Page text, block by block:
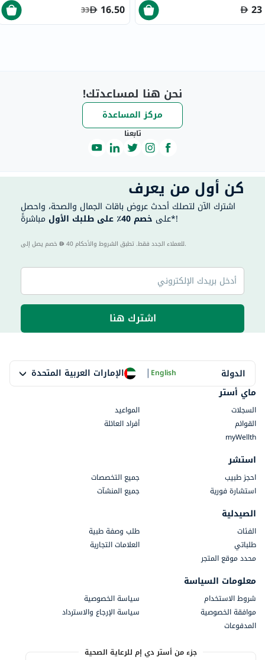
23
16.50
33
نحن هنا لمساعدتك!
مركز المساعدة
تابعنا
كن أول من يعرف
اشترك الآن لتصلك أحدث عروض باقات الجمال والصحة، واحصل
على خصم 40٪ على طلبك الأول مباشرةً*!
40 للعملاء الجدد فقط. تطبق الشروط والأحكام.
اشترك هنا
الدولة الإمارات العربية المتحدة |English
ماي أستر
السجلات
المواعيد
القوائم
أفراد العائلة
myWellth
استشر
احجز طبيب
جميع التخصصات
استشارة فورية
جميع المنشآت
الصيدلية
الفئات
طلب وصفة طبية
طلباتي
العلامات التجارية
محدد موقع المتجر
معلومات السياسة
شروط الاستخدام
سياسة الخصوصية
موافقة الخصوصية
سياسة الإرجاع والاسترداد
المدفوعات
جزء من أستر دي إم للرعاية الصحية